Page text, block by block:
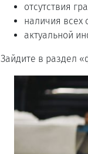
отсутствия
наличия всех
актуальной
Зайдите в раздел